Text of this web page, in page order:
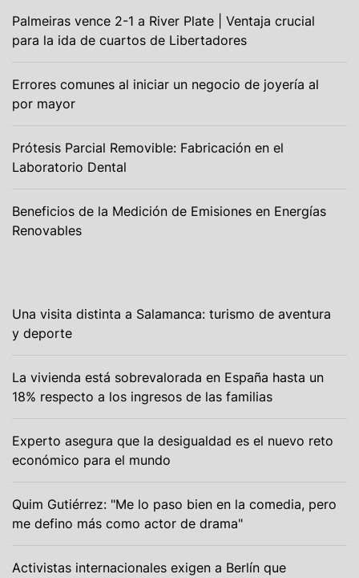
Palmeiras vence 2-1 a River Plate | Ventaja crucial
para la ida de cuartos de Libertadores
Errores comunes al iniciar un negocio de joyería al
por mayor
Prótesis Parcial Removible: Fabricación en el
Laboratorio Dental
Beneficios de la Medición de Emisiones en Energías
Renovables
Una visita distinta a Salamanca: turismo de aventura
y deporte
La vivienda está sobrevalorada en España hasta un
18% respecto a los ingresos de las familias
Experto asegura que la desigualdad es el nuevo reto
económico para el mundo
Quim Gutiérrez: "Me lo paso bien en la comedia, pero
me defino más como actor de drama"
Activistas internacionales exigen a Berlín que